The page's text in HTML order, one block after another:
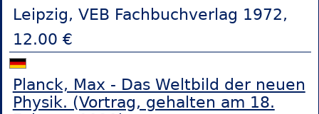
Leipzig, VEB Fachbuchverlag 1972,
12.00 €
Planck, Max - Das Weltbild der neuen
Physik. (Vortrag, gehalten am 18.